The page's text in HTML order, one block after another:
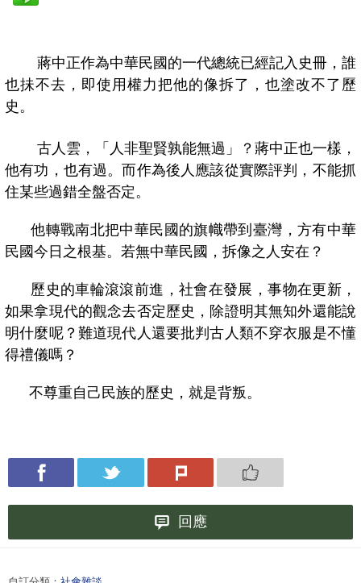
蔣中正作為中華民國的一代總統已經記入史冊，誰
也抺不去，即使用權力把他的像拆了，也塗改不了歷
史。
古人雲，「人非聖賢孰能無過」？蔣中正也一樣，
他有功，也有過。而作為後人應該從實際評判，不能抓
住某些過錯全盤否定。
他轉戰南北把中華民國的旗幟帶到臺灣，方有中華
民國今日之根基。若無中華民國，拆像之人安在？
歷史的車輪滾滾前進，社會在發展，事物在更新，
如果拿現代的觀念去否定歷史，除證明其無知外還能說
明什麼呢？難道現代人還要批判古人類不穿衣服是不懂
得禮儀嗎？
不尊重自己民族的歷史，就是背叛。
回應